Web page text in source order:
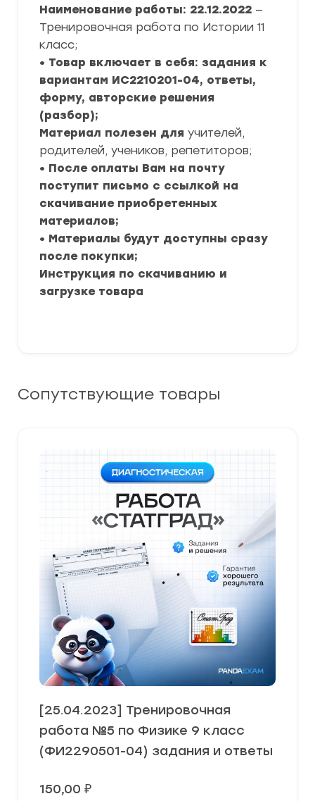
Наименование работы: 22.12.2022 —
Тренировочная работа по Истории 11
класс;
• Товар включает в себя: задания к
вариантам ИС2210201-04, ответы,
форму, авторские решения
(разбор);
Материал полезен для учителей,
родителей, учеников, репетиторов;
• После оплаты Вам на почту
поступит письмо с ссылкой на
скачивание приобретенных
материалов;
• Материалы будут доступны сразу
после покупки;
Инструкция по скачиванию и
загрузке товара
Сопутствующие товары
[25.04.2023] Тренировочная
работа №5 по Физике 9 класс
(ФИ2290501-04) задания и ответы
150,00 ₽